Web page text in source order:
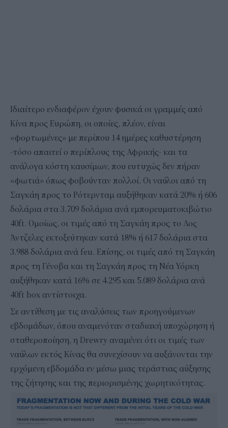
Ιδιαίτερο ενδιαφέρον έχουν φυσικά οι γραμμές από
Κίνα προς Ευρώπη, οι οποίες, πλέον, είναι
«φορτωμένες» με περίπου 14 ημέρες καθυστέρηση
-τόσο απαιτεί ο περίπλους της Αφρικής- και τα
ανάλογα κόστη καυσίμων, που ευτυχώς δεν πήραν
«φωτιά» όπως φοβούνταν πολλοί. Οι ναύλοι από τη
Σαγκάη προς το Ρότερνταμ αυξήθηκαν κατά 20% ή 606
δολάρια στα 3.709 δολάρια ανά εμπορευματοκιβώτιο
40ft. Ομοίως, οι τιμές από τη Σαγκάη προς το Λος
Άντζελες εκτοξεύτηκαν κατά 18% ή 617 δολάρια στα
3.988 δολάρια ανά feu. Επίσης, οι τιμές από τη Σαγκάη
προς τη Γένοβα και τη Σαγκάη προς τη Νέα Υόρκη
αυξήθηκαν κατά 16% σε 4.295 και 5.089 δολάρια ανά
40ft box αντίστοιχα.
Σε αντίθεση με τις αναλύσεις των προηγούμενων
εβδομάδων, όπου αναμενόταν σταδιακή υποχώρηση ή
σταθεροποίηση, η Drewry αναμένει ότι οι τιμές των
ναύλων εκτός Κίνας θα συνεχίσουν να αυξάνονται την
ερχόμενη εβδομάδα εν μέσω μιας τεράστιας αύξησης
της ζήτησης και της περιορισμένης χωρητικότητας.